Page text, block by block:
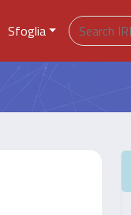
Sfoglia